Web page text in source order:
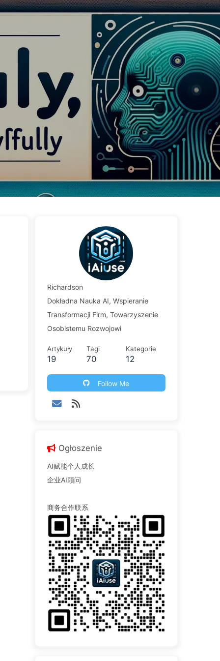
Tagi Kategorie Linki O nas 🇵🇱 Polski
Richardson
Dokładna Nauka AI, Wspieranie
Transformacji Firm, Towarzyszenie
Osobistemu Rozwojowi
Artykuły
19
Tagi
70
Kategorie
12
Follow Me
Ogłoszenie
AI赋能个人成长
企业AI顾问
商务合作联系